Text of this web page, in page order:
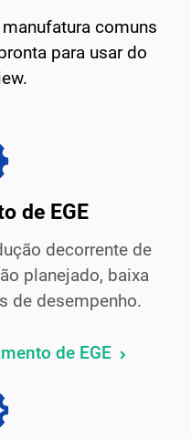
comuns
para usar do
de EGE
decorrente de
planejado, baixa
de desempenho.
de EGE